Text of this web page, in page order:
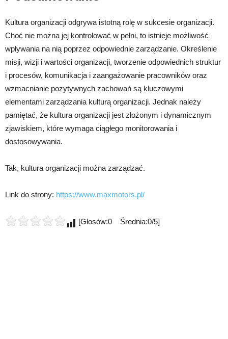
Kultura organizacji odgrywa istotną rolę w sukcesie organizacji.
Choć nie można jej kontrolować w pełni, to istnieje możliwość
wpływania na nią poprzez odpowiednie zarządzanie. Określenie
misji, wizji i wartości organizacji, tworzenie odpowiednich struktur
i procesów, komunikacja i zaangażowanie pracowników oraz
wzmacnianie pozytywnych zachowań są kluczowymi
elementami zarządzania kulturą organizacji. Jednak należy
pamiętać, że kultura organizacji jest złożonym i dynamicznym
zjawiskiem, które wymaga ciągłego monitorowania i
dostosowywania.
Tak, kultura organizacji można zarządzać.
Link do strony: https://www.maxmotors.pl/
[Głosów:0 Średnia:0/5]